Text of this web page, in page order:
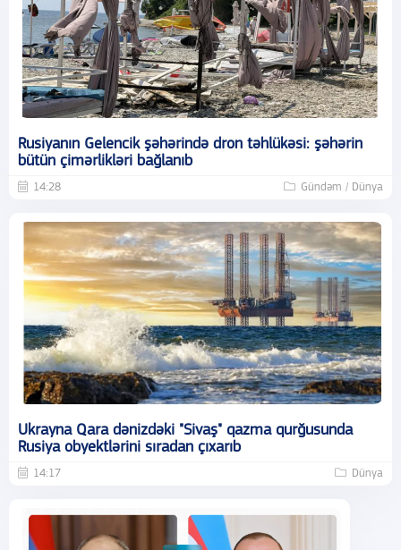
Rusiyanın Gelencik şəhərində dron təhlükəsi: şəhərin
bütün çimərlikləri bağlanıb
14:28 Gündəm / Dünya
Ukrayna Qara dənizdəki "Sivaş" qazma qurğusunda
Rusiya obyektlərini sıradan çıxarıb
14:17 Dünya